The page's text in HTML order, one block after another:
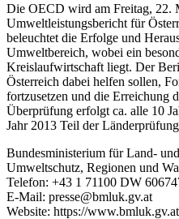
Die OECD wird am Freitag, 22.
Umweltleistungsbericht für
beleuchtet die Erfolge und
Umweltbereich, wobei ein
Kreislaufwirtschaft liegt. Der
Österreich dabei helfen sollen,
fortzusetzen und die Erreichung
Überprüfung erfolgt ca. alle 10
Jahr 2013 Teil der
Bundesministerium für Land-
Umweltschutz, Regionen und
Telefon: +43 1 71100 DW
E-Mail: presse@bmluk.gv.at
Website: https://